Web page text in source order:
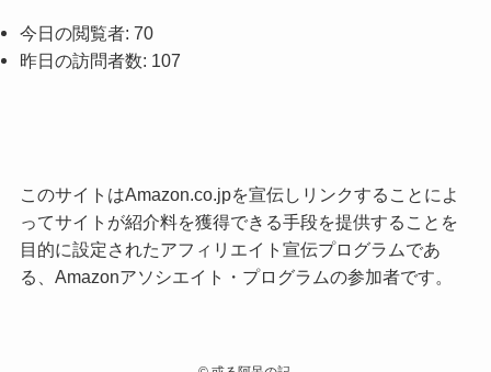
今日の閲覧者: 70
昨日の訪問者数: 107
このサイトはAmazon.co.jpを宣伝しリンクすることによ
ってサイトが紹介料を獲得できる手段を提供することを
目的に設定されたアフィリエイト宣伝プログラムであ
る、Amazonアソシエイト・プログラムの参加者です。